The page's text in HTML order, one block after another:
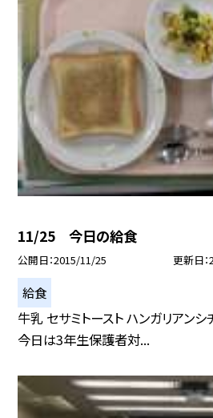
11/25 今日の給食
公開日 2015/11/25 更新日
給食
牛乳 セサミトースト ハンガリアン
今日は3年生保護者対...